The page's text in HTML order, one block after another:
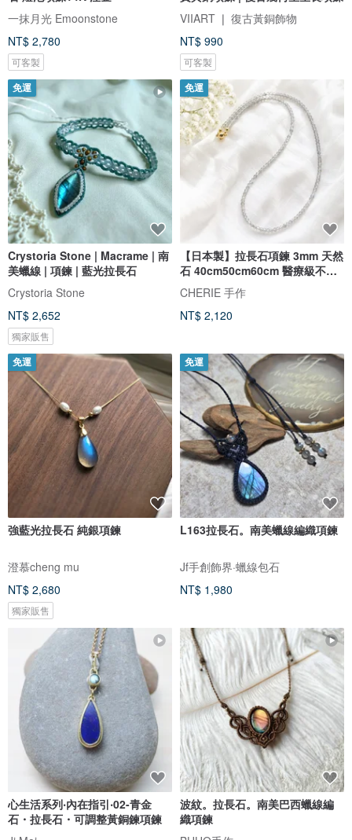
一抹月光 Emoonstone
NT$ 2,780
可客製
VIIART ❘ 復古黃銅飾物
NT$ 990
可客製
免運
Crystoria Stone | Macrame | 南
美蠟線 | 項鍊 | 藍光拉長石
Crystoria Stone
NT$ 2,652
獨家販售
免運
【日本製】拉長石項鍊 3mm 天然
石 40cm50cm60cm 醫療級不鏽
鋼 磁吸式
CHERIE 手作
NT$ 2,120
免運
強藍光拉長石 純銀項鍊
澄慕cheng mu
NT$ 2,680
獨家販售
免運
L163拉長石。南美蠟線編織項鍊
Jf手創飾界·蠟線包石
NT$ 1,980
心生活系列‧內在指引‧02-青金
石・拉長石・可調整黃銅鍊項鍊
波紋。拉長石。南美巴西蠟線編
織項鍊